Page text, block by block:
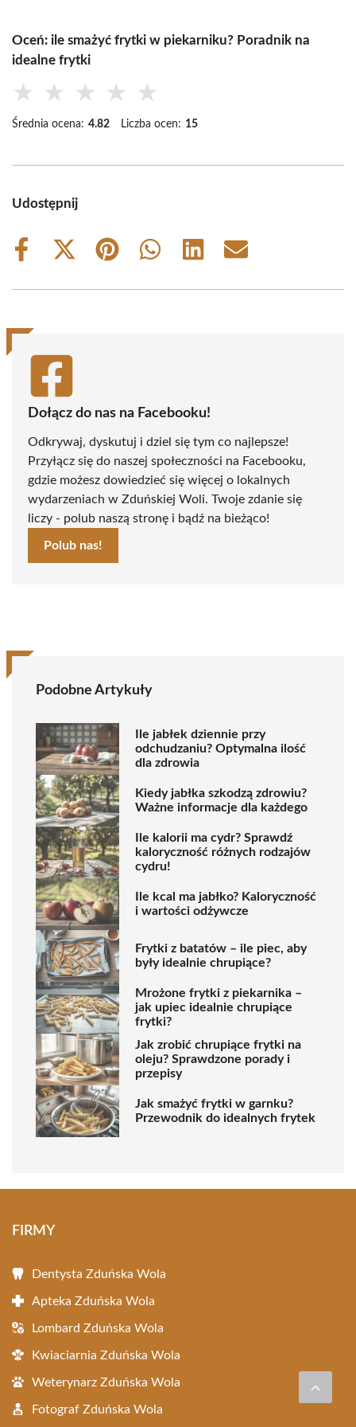
Oceń: ile smażyć frytki w piekarniku? Poradnik na
idealne frytki
★ ★ ★ ★ ★
Średnia ocena: 4.82 Liczba ocen: 15
Udostępnij
Share
Share
(Twitter)
Share
Share
Share
Share
Dołącz do nas na Facebooku!
Odkrywaj, dyskutuj i dziel się tym co najlepsze!
Przyłącz się do naszej społeczności na Facebooku,
gdzie możesz dowiedzieć się więcej o lokalnych
wydarzeniach w Zduńskiej Woli. Twoje zdanie się
liczy - polub naszą stronę i bądź na bieżąco!
Polub nas!
Podobne Artykuły
Ile jabłek dziennie przy
odchudzaniu? Optymalna ilość
dla zdrowia
Kiedy jabłka szkodzą zdrowiu?
Ważne informacje dla każdego
Ile kalorii ma cydr? Sprawdź
kaloryczność różnych rodzajów
cydru!
Ile kcal ma jabłko? Kaloryczność
i wartości odżywcze
Frytki z batatów – ile piec, aby
były idealnie chrupiące?
Mrożone frytki z piekarnika –
jak upiec idealnie chrupiące
frytki?
Jak zrobić chrupiące frytki na
oleju? Sprawdzone porady i
przepisy
Jak smażyć frytki w garnku?
Przewodnik do idealnych frytek
FIRMY
Dentysta Zduńska Wola
Apteka Zduńska Wola
Lombard Zduńska Wola
Kwiaciarnia Zduńska Wola
Weterynarz Zduńska Wola
Fotograf Zduńska Wola